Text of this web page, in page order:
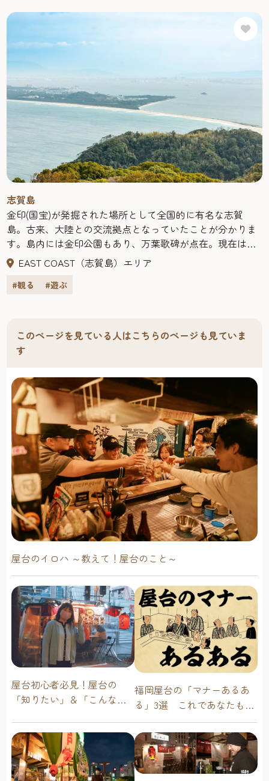
温泉に入れば、日々の疲れがたちどころにとれていくよう
［玄海グルメ］夕食は、バイキング形式で玄界灘の四季
は、玄界灘の旬の海の幸をお刺身で楽しめます。他にも、
季節の一品料理や、ご宴会料理（要問い合わせ）などもご
用意しています。また、休暇村では、玄海灘が一望できる
イタリアンレストラン「アイランド」を併設。自慢は季節
の素材を使用したシェフオリジナルのパスタ。お得なラン
チコースもあります（営業時間11:00～17:00）。
［ふれあいプラン］休暇村では、朝食前の30分程度自然を
感じながら楽しく歩く「お散歩会」を毎日実施していま
す。その他にも4月〜5月には珍しい「ニューサニーオレン
ジ」狩りや、8月には「スキューバーダイビング」体験な
ど、志賀島ならではのふれあいプランをお楽しみいただけ
ます。
［休暇村海水浴場］本館前に広がる白浜のビーチは全長
800m。透明度が高く、波の穏やかな海水浴場として人気。
沖に点在する島々や玄界灘に落ちる夕陽の眺めも魅力で
す。夏季はシャワー、更衣室、売店、プールを完備してお
という小さなお子様も安心して遊ぶことができます。※駐
車場有/無料
志賀島
金印(国宝)が発掘された場所として全国的に有名な志賀
島。古来、大陸との交流拠点となっていたことが分かりま
す。島内には金印公園もあり、万葉歌碑が点在。現在は、
海や自然を感じる福岡市のリゾート地。海水浴、ヨット、
ウインドサーフィンなどマリンレジャー・スポットとして
はもちろん、新鮮な魚介類が島の食事処で楽しめます。潮
志賀島は近接する「海の中道海浜公園」とともに福岡市を
代表する観光スポットとして知られています。志賀島へ向
かう道（通称「道切」）は博多湾と玄界灘の2つの海に挟ま
柱化が完了し、電柱に遮られない素晴らしい景色が堪能で
きます。
また、サイクルスタンドやベンチ、立体文字のオブジェも
完備されており、休憩やフォトスポットとしても親しまれ
ています。
EAST COAST（志賀島）エリア
#観る #遊ぶ
このページを見ている人はこちらのページも見ていま
す
屋台のイロハ ～教えて！屋台のこと～
屋台初心者必見！屋台の
「知りたい」＆「こんな時
問に答えます！
福岡屋台の「マナーあるあ
る」3選 これであなたも屋
台通！